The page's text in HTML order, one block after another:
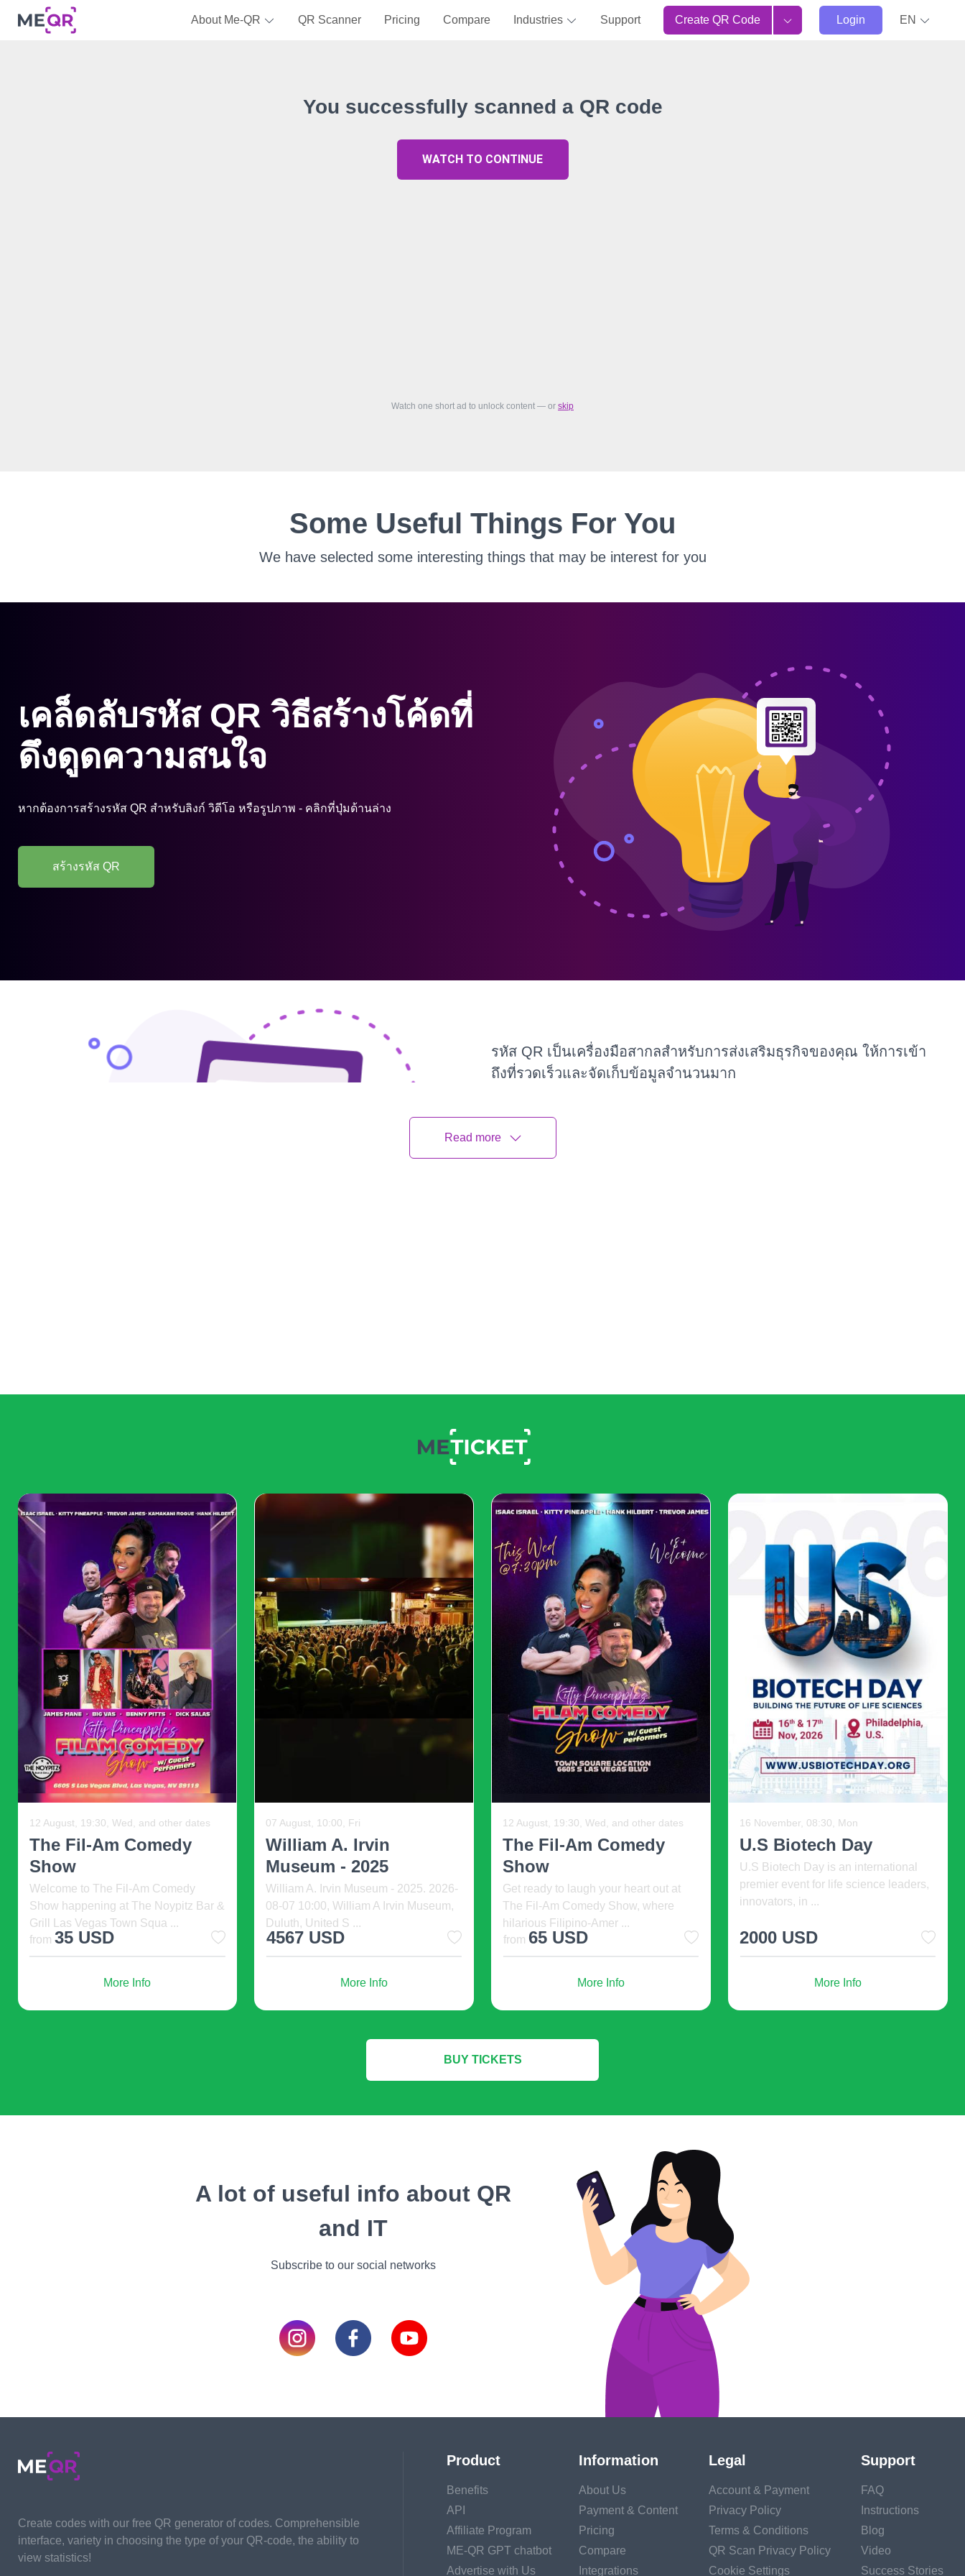
About Me-QR QR Scanner Pricing Compare Industries Support Create QR Code Login EN
You successfully scanned a QR code
WATCH TO CONTINUE
Watch one short ad to unlock content — or skip
Some Useful Things For You
We have selected some interesting things that may be interest for you
เคล็ดลับรหัส QR วิธีสร้างโค้ดที่
ดึงดูดความสนใจ
หากต้องการสร้างรหัส QR สำหรับลิงก์ วิดีโอ หรือรูปภาพ - คลิกที่ปุ่มด้านล่าง
สร้างรหัส QR
รหัส QR เป็นเครื่องมือสากลสำหรับการส่งเสริมธุรกิจของคุณ ให้การเข้า
ถึงที่รวดเร็วและจัดเก็บข้อมูลจำนวนมาก
เราได้พูดคุยเกี่ยวกับความสำคัญของการวางรหัส QR ในตำแหน่งที่ถูกต้อง
เพื่อให้สังเกตเห็นได้
ของการออกแบบคิวอาร์โค้ด
ออกแบบรหัส QR ของคุณอย่างชาญฉลาด
ทุกคนคุ้นเคยกับรหัสขาวดำตามปกติแล้ว เป็นการยากที่จะทำให้ใคร
ประหลาดใจด้วยรหัสดังกล่าว
รหัส QR ที่มีสีจะช่วยดึงดูดความสนใจได้ดี
ในเครื่องสร้างรหัส QR ความละเอียดสูงของเรา คุณสามารถสร้างรหัส QR
สำหรับลิงก์ได้ แต่ยังสามารถสร้างรหัส
QR สำหรับไฟล์ PDF , รูปภาพ,เมนู
ร้านอาหารเพื่อรวบรวมรีวิว และอื่นๆ
คุณสามารถลองใช้ชุดสีต่างๆ รหัส QR
พร้อมกรอบ โลโก้ หรือคำกระตุ้นการตัดสินใจองค์ประกอบดังกล่าวจะ
ทำให้โค้ดของคุณเป็นที่รู้จักและแยกออกจากโค้ดอื่นๆ
แต่อย่าหักโหมกับการระบายสีรหัส QR แบบกำหนดเอง
ประการแรก หาก
คุณทำให้โค้ดสว่างและตัดกันเกินไป โค้ดนั้นจะไม่น่าสนใจแทนที่จะดึงดูดผู้
ประการที่สอง จำไว้ว่าต้องสามารถอ่านรหัส QR ได้
และแอปหรือไซต์ที่
รวบรวมข้อมูลบางแอปไม่สามารถจดจำการออกแบบที่ซับซ้อนได้
นอกจากนี้ โค้ดที่ซีดเกินไปจะไม่สามารถสแกนได้เนื่องจากโทนสีของมัน
แม้ว่าคุณจะชอบสีโทนอ่อน เราไม่แนะนำให้ใช้มันเมื่อสร้างคิวอาร์โค้ด
เพื่อป้องกันตัวเองจากความเครียดที่ไม่จำเป็น ก่อนที่คุณจะพิมพ์คิวอาร์โค้ด ให้สแกนโดยใช้แอพพลิ
เคชั่นและอุปกรณ์ต่างๆ ส่งไปให้คนอื่นๆ และทำสำเนารุ่นทดลองในหลายๆ ชุด ตรวจสอบให้แน่ใจว่ามี
แอปสแกนเนอร์ QR มากกว่าหนึ่งแอปที่รู้จักโดยไม่มีปัญหา แต่มีหลายแอป
การสแกนและเพิ่มความเร็วในการโหลดเนื้อหา
และจากนั้นเมื่อพบช่วงเวลาที่ไม่เหมาะกับคุณ จะไม่สามารถแก้ไขได้เสมอ
ไป ตัวอย่างเช่น ตรวจสอบให้แน่ใจว่ารหัส QR แสดงโดเมนที่คุณต้องการ
ฉะนั้น คุณจะต้องพิมพ์ชุดรหัสใหม่สำหรับรหัสที่แก้ไขแล้ว
แต่คุณสามารถแก้ปัญหาด้วยรหัส QR สำหรับลิงค์
ด้วยตัวคุณเองในบัญชีส่วนตัวของคุณ
รหัส QR
ชื่อสำหรับ QR ของคุณ เลือก
หมวดหมู่เนื้อหาและสร้าง!
Read more
12 August, 19:30, Wed, and other dates
The Fil-Am Comedy
Show
Welcome to The Fil-Am Comedy
Show happening at The Noypitz Bar &
Grill Las Vegas Town Squa ...
from 20 USD
More Info
07 August, 11:45, Fri
Balloon Museum | Pop
Air - Art ...
Balloon Museum | Pop Air - Art Is
Inflatable - Miami 2026. 2026-08-07
11:45, Mana Wynwood, ...
276 USD
More Info
07 August, 12:00, Fri
U.S. Gymnastics
Championships ...
U.S. Gymnastics Championships -
Friday. 2026-08-07 12:00, Mortgage
Matchup Center (formerl ...
66 USD
More Info
12 August, 18:30, Wed, and other dates
Swipe Right Speed
Dating Event ...
Welcome to the Swipe Right Speed
Dating Event and Comedy Show! Get
ready to meet new peopl ...
from 35 USD
More Info
Previous
BUY TICKETS
A lot of useful info about QR
and IT
Subscribe to our social networks
Create codes with our free QR generator of codes. Comprehensible
interface, variety in choosing the type of your QR-code, the ability to
view statistics!
Product
Benefits
API
Affiliate Program
ME-QR GPT chatbot
Advertise with Us
Information
About Us
Payment & Content
Pricing
Compare
Integrations
Legal
Account & Payment
Privacy Policy
Terms & Conditions
QR Scan Privacy Policy
Cookie Settings
Support
FAQ
Instructions
Blog
Video
Success Stories